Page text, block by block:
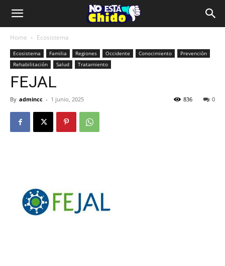
Home Ecosistema
Ecosistema Familia Regiones Occidente Conocimiento
Prevención
Rehabilitación
Salud Tratamiento
FEJAL
By admincc - 1 junio, 2025 0
836